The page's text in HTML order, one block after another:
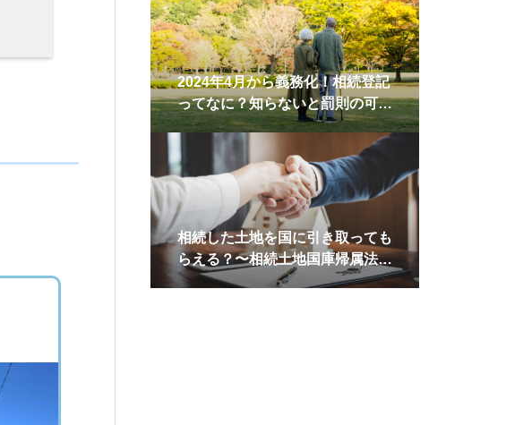
デメリット比較
2024年4月から義務化！相続登記
ってなに？知らないと罰則の可能
性も
相続した土地を国に引き取っても
らえる？〜相続土地国庫帰属法っ
て何？〜